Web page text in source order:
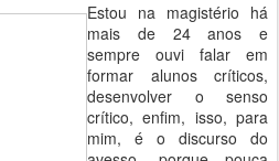
Estou na magistério há
mais de 24 anos e
sempre ouvi falar em
formar alunos críticos,
desenvolver o senso
crítico, enfim, isso, para
mim, é o discurso do